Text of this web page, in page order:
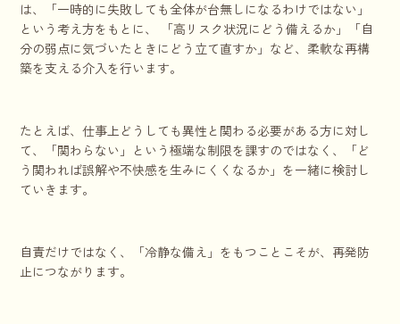
は、「一時的に失敗しても全体が台無しになるわけではない」
という考え方をもとに、 「高リスク状況にどう備えるか」「自
分の弱点に気づいたときにどう立て直すか」など、柔軟な再構
築を支える介入を行います。
たとえば、仕事上どうしても異性と関わる必要がある方に対し
て、「関わらない」という極端な制限を課すのではなく、「ど
う関われば誤解や不快感を生みにくくなるか」を一緒に検討し
ていきます。
自責だけではなく、「冷静な備え」をもつことこそが、再発防
止につながります。